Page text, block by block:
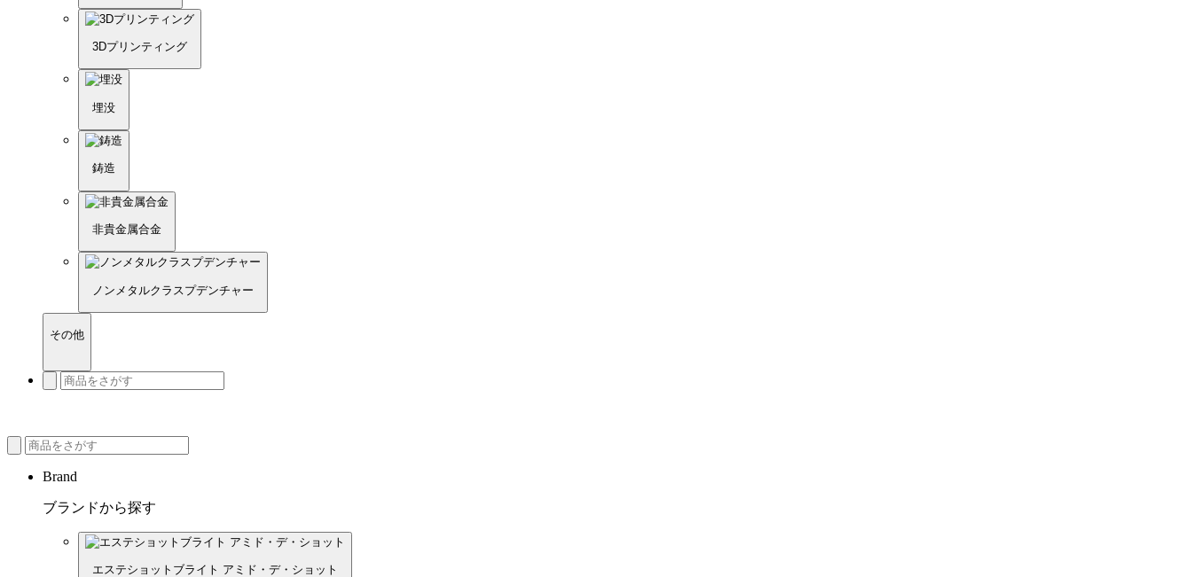
3Dプリンティング
埋没
鋳造
非貴金属合金
ノンメタルクラスプデンチャー
その他
Brand
ブランドから探す
エステショットブライト アミド・デ・ショット